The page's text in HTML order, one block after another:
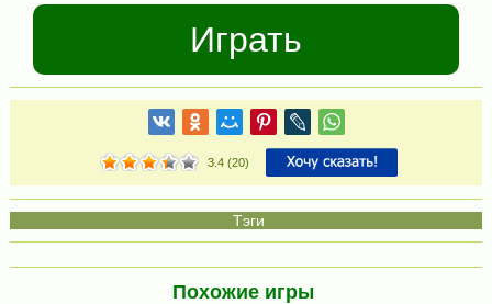
Играть
3.4(20)
Похожие игры